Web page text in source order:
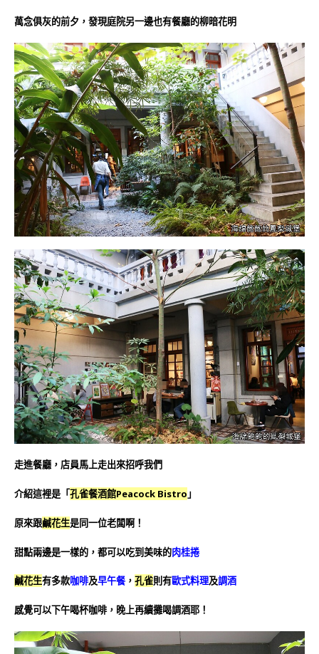
萬念俱灰的前夕，發現庭院另一邊也有餐廳的柳暗花明
走進餐廳，店員馬上走出來招呼我們
介紹這裡是「孔雀餐酒館Peacock Bistro 」
原來跟鹹花生是同一位老闆啊！
甜點兩邊是一樣的，都可以吃到美味的肉桂捲
鹹花生有多款咖啡及早午餐， 孔雀則有歐式料理及調酒
感覺可以下午喝杯咖啡，晚上再續攤喝調酒耶！